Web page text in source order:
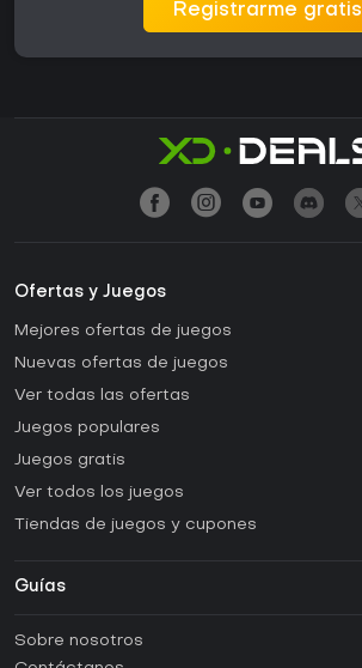
Registrarme gratis
Ofertas y Juegos
Mejores ofertas de juegos
Nuevas ofertas de juegos
Ver todas las ofertas
Juegos populares
Juegos gratis
Ver todos los juegos
Tiendas de juegos y cupones
Guías
Guías y tutoriales
Sobre nosotros